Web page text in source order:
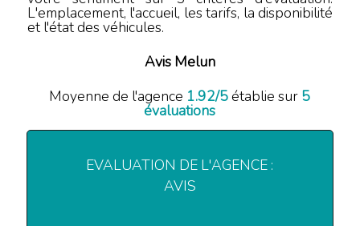
L'emplacement, l'accueil, les tarifs, la disponibilité
et l'état des véhicules.
Avis Melun
Moyenne de l'agence 1.92/5établie sur 5
évaluations
EVALUATION DE L'AGENCE :
AVIS